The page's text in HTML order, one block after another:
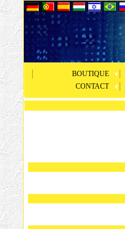
BOUTIQUE
CONTACT